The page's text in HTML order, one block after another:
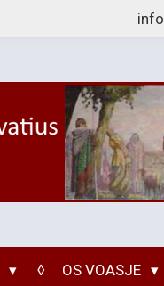
OS VOASJE